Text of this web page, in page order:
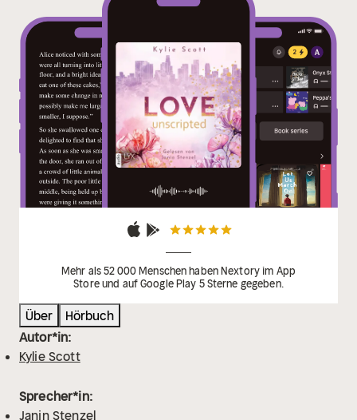
Mehr als 52 000 Menschen haben Nextory im App
Store und auf Google Play 5 Sterne gegeben.
Über
Hörbuch
Autor*in:
Kylie Scott
Sprecher*in:
Janin Stenzel